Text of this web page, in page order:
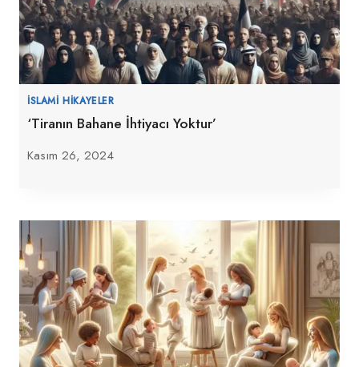
İSLAMI HIKAYELER
‘Tiranın Bahane İhtiyacı Yoktur’
Kasım 26, 2024